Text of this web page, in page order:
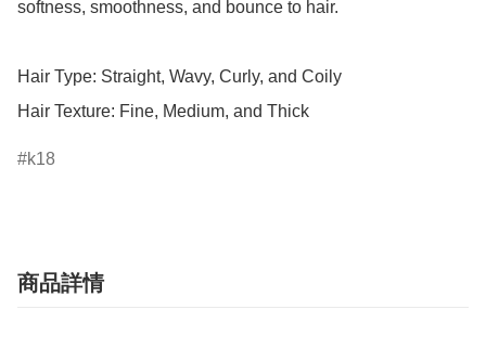
softness, smoothness, and bounce to hair.
Hair Type: Straight, Wavy, Curly, and Coily
Hair Texture: Fine, Medium, and Thick
k18
商品詳情